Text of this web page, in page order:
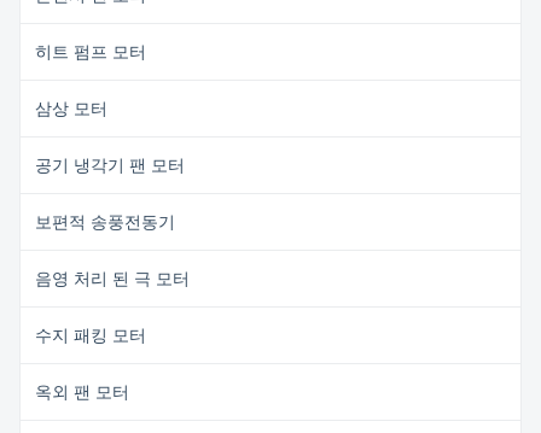
히트 펌프 모터
삼상 모터
공기 냉각기 팬 모터
보편적 송풍전동기
음영 처리 된 극 모터
수지 패킹 모터
옥외 팬 모터